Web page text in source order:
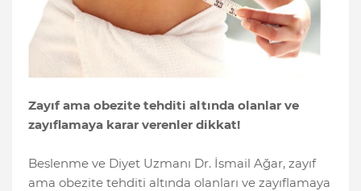
Zayıf ama obezite tehditi altında olanlar ve
zayıflamaya karar verenler dikkat!
Beslenme ve Diyet Uzmanı Dr. İsmail Ağar, zayıf
ama obezite tehditi altında olanları ve zayıflamaya